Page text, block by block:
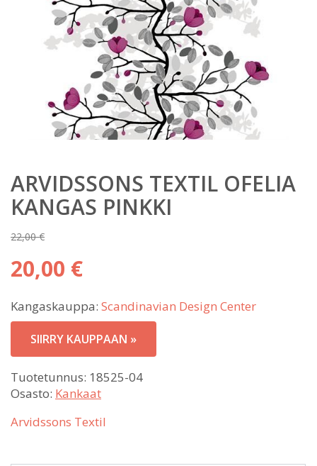
ARVIDSSONS TEXTIL OFELIA
KANGAS PINKKI
22,00€
Alkuperäinen
hinta
22,00 €.
20,00 €
hinta
on:
20,00 €.
Kangaskauppa: Scandinavian Design Center
SIIRRY KAUPPAAN »
Tuotetunnus: 18525-04
Osasto: Kankaat
Arvidssons Textil